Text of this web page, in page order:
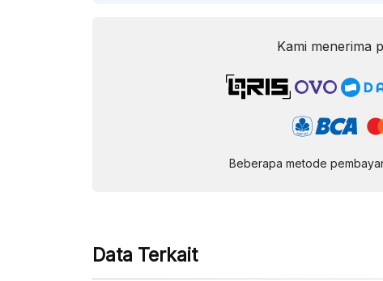
Kami menerima
Beberapa metode
Data Terkait